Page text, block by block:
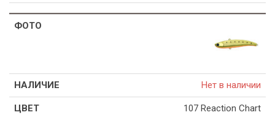
Нет в наличии
107 Reaction Chart